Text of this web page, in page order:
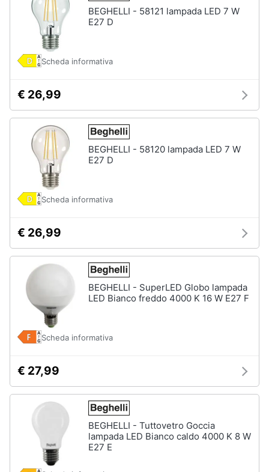
Lavatoio
lavanderia
portascope
tutti
BEGHELLI - 58121 lampada LED 7 W
E27 D
Scheda informativa
€ 26,99
BEGHELLI - 58120 lampada LED 7 W
E27 D
Scheda informativa
€ 26,99
BEGHELLI - SuperLED Globo lampada
LED Bianco freddo 4000 K 16 W E27 F
Scheda informativa
€ 27,99
BEGHELLI - Tuttovetro Goccia
lampada LED Bianco caldo 4000 K 8 W
E27 E